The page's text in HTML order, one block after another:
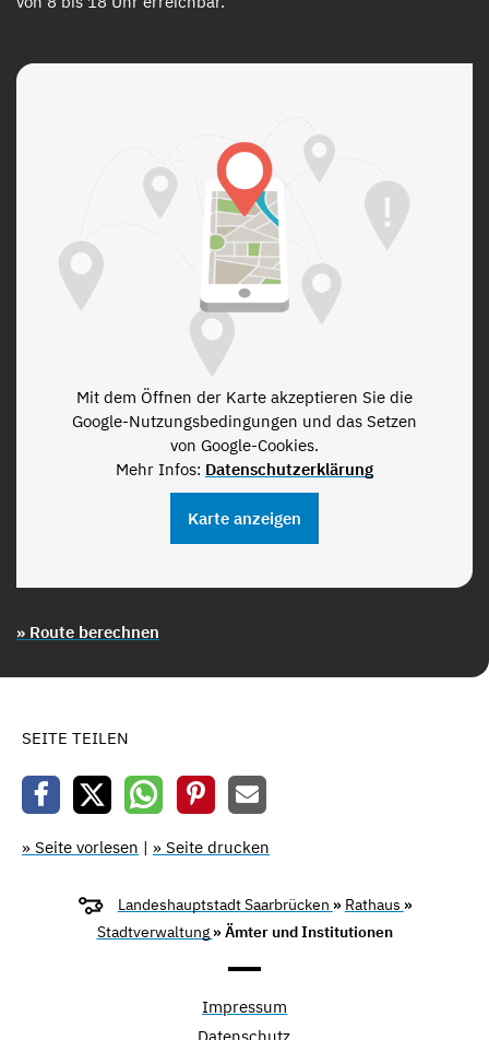
Mit dem Öffnen der Karte akzeptieren Sie die
Google-Nutzungsbedingungen und das Setzen
von Google-Cookies.
Mehr Infos: Datenschutzerklärung
Karte anzeigen
» Route berechnen
SEITE TEILEN
» Seite vorlesen | » Seite drucken
Landeshauptstadt Saarbrücken » Rathaus »
Stadtverwaltung » Ämter und Institutionen
Impressum